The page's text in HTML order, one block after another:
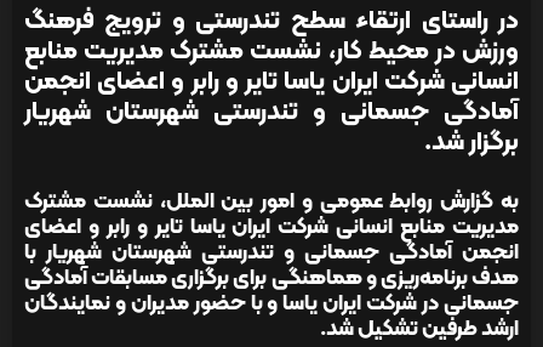
در راستای ارتقاء سطح تندرستی و ترویج فرهنگ
ورزش در محیط کار، نشست مشترک مدیریت منابع
انسانی شرکت ایران یاسا تایر و رابر و اعضای انجمن
آمادگی جسمانی و تندرستی شهرستان شهریار
برگزار شد.
به گزارش روابط عمومی و امور بین الملل، نشست مشترک
مدیریت منابع انسانی شرکت ایران یاسا تایر و رابر و اعضای
انجمن آمادگی جسمانی و تندرستی شهرستان شهریار با
هدف برنامه‌ریزی و هماهنگی برای برگزاری مسابقات آمادگی
جسمانی در شرکت ایران یاسا و با حضور مدیران و نمایندگان
ارشد طرفین تشکیل شد.